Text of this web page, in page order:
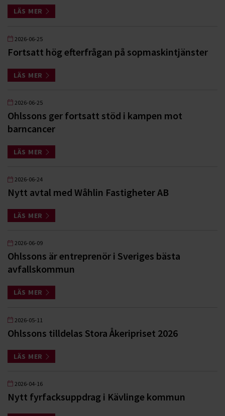
LÄS MER
2026-06-25
Fortsatt hög efterfrågan på sopmaskintjänster
LÄS MER
2026-06-25
Ohlssons ger fortsatt stöd i kampen mot
barncancer
LÄS MER
2026-06-24
Nytt avtal med Wåhlin Fastigheter AB
LÄS MER
2026-06-09
Ohlssons är entreprenör i Sveriges bästa
avfallskommun
LÄS MER
2026-05-11
Ohlssons tilldelas Stora Åkeripriset 2026
LÄS MER
2026-04-16
Nytt fyrfacksuppdrag i Kävlinge kommun